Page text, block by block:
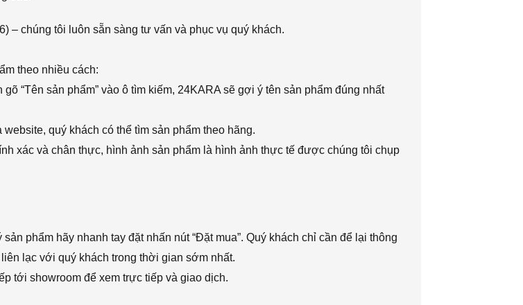
– chúng tôi luôn sẵn sàng tư vấn và phục vụ quý khách.
theo nhiều cách:
“Tên sản phẩm” vào ô tìm kiếm, 24KARA sẽ gợi ý tên sản phẩm đúng nhất
quý khách có thể tìm sản phẩm theo hãng.
xác và chân thực, hình ảnh sản phẩm là hình ảnh thực tế được chúng tôi chụp
phẩm hãy nhanh tay đặt nhấn nút “Đặt mua”. Quý khách chỉ cần để lại thông
lạc với quý khách trong thời gian sớm nhất.
tới showroom để xem trực tiếp và giao dịch.